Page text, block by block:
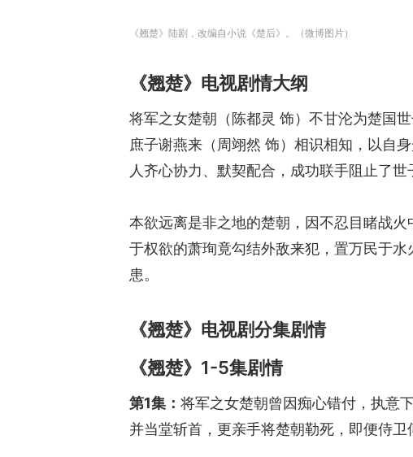
《翘楚》陆剧，改编自小说《楚后》。（微博图片）
《翘楚》电视剧情大纲
将军之女楚朝（陈都灵 饰）不甘沦为楚国
庶子谢燕来（周翊然 饰）相识相知，以自
人齐心协力、默契配合，成功联手阻止了世
本欲远离是非之地的楚朝，因不忍目睹战
于权欲的萧珣竟勾结外敌来犯，置万民于
患。
《翘楚》电视剧分集剧情
《翘楚》1-5集剧情
第1集： 将军之女楚朝曾因痴心错付，执意
并当堂斩首，更亲手将楚朝勒死，即便侍